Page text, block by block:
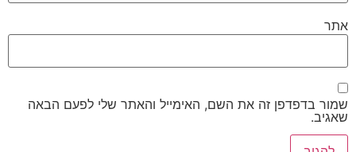
אתר
שמור בדפדפן זה את השם, האימייל והאתר שלי לפעם הבאה
שאגיב.